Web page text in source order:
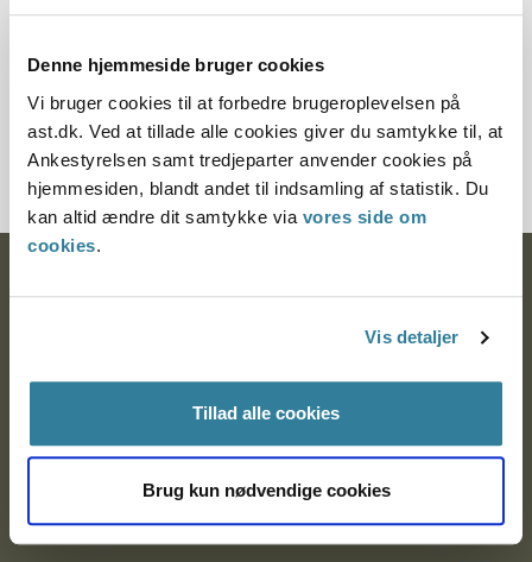
Denne hjemmeside bruger cookies
Vi bruger cookies til at forbedre brugeroplevelsen på
ast.dk. Ved at tillade alle cookies giver du samtykke til, at
Ankestyrelsen samt tredjeparter anvender cookies på
hjemmesiden, blandt andet til indsamling af statistik. Du
kan altid ændre dit samtykke via vores side om
cookies.
Vis detaljer
Tillad alle cookies
Brug kun nødvendige cookies
særskilt fokus på børn og unge med funktionsnedsættelse,
samtykke for alle børn og unge.
Hent publikationen
Nytorv 7, 2. sal
Ankestyrelsen Aalborg